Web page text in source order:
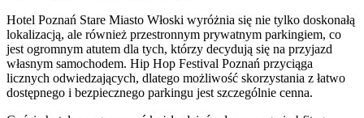
Hotel Poznań Stare Miasto Włoski wyróżnia się nie tylko doskonałą
lokalizacją, ale również przestronnym prywatnym parkingiem, co
jest ogromnym atutem dla tych, którzy decydują się na przyjazd
własnym samochodem. Hip Hop Festival Poznań przyciąga
licznych odwiedzających, dlatego możliwość skorzystania z łatwo
dostępnego i bezpiecznego parkingu jest szczególnie cenna.